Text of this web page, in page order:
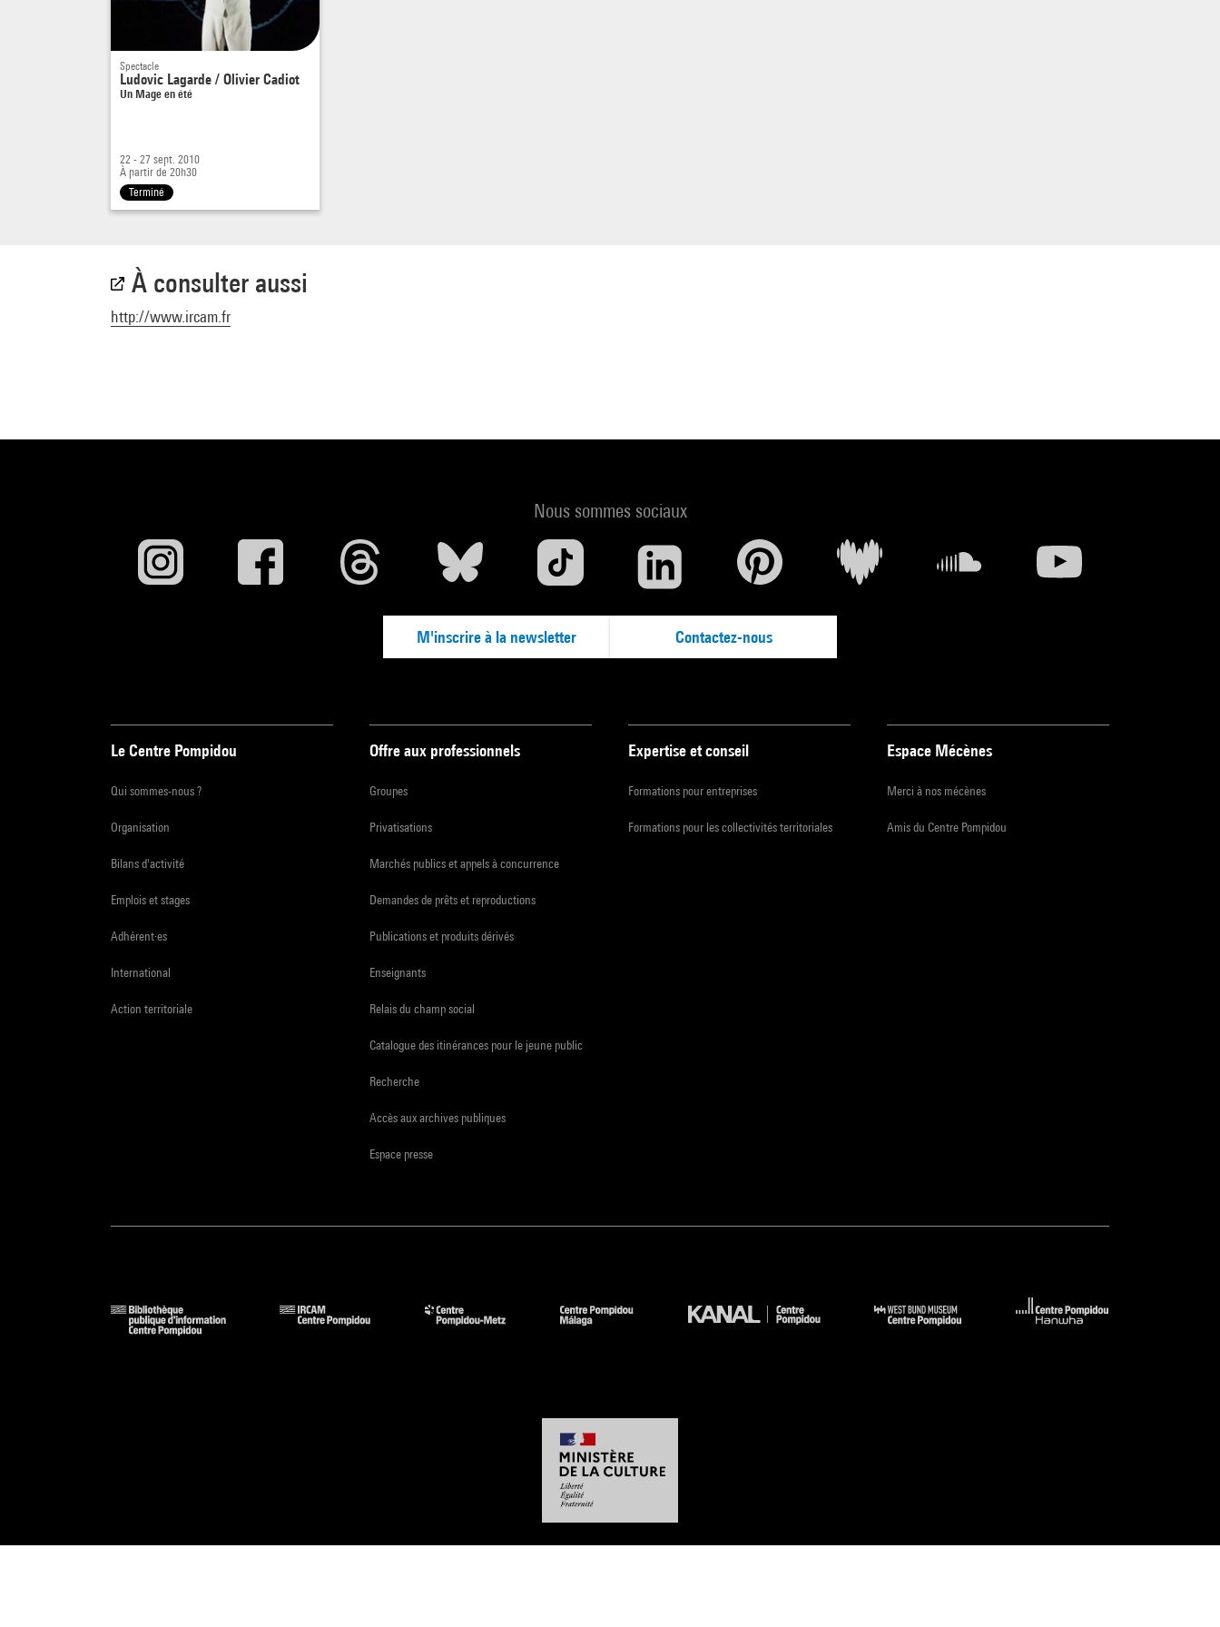
Spectacle
Ludovic Lagarde / Olivier Cadiot
Un Mage en été
22 - 27 sept. 2010
À partir de 20h30
Terminé
À consulter aussi
http://www.ircam.fr
Nous sommes sociaux
M'inscrire à la newsletter Contactez-nous
Le Centre Pompidou
Qui sommes-nous ?
Organisation
Bilans d'activité
Emplois et stages
Adhérent·es
International
Action territoriale
Offre aux professionnels
Groupes
Privatisations
Marchés publics et appels à concurrence
Demandes de prêts et reproductions
Publications et produits dérivés
Enseignants
Relais du champ social
Catalogue des itinérances pour le jeune public
Recherche
Accès aux archives publiques
Espace presse
Expertise et conseil
Formations pour entreprises
Formations pour les collectivités territoriales
Espace Mécènes
Merci à nos mécènes
Amis du Centre Pompidou